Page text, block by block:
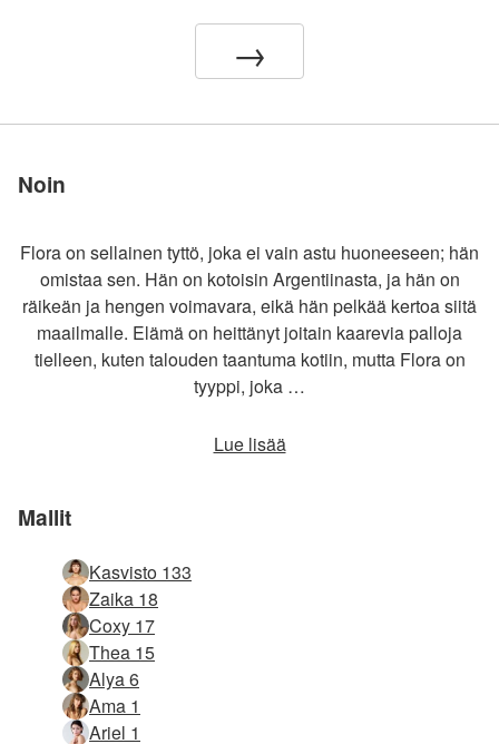
→
Noin
Flora on sellainen tyttö, joka ei vain astu huoneeseen; hän
omistaa sen. Hän on kotoisin Argentiinasta, ja hän on
räikeän ja hengen voimavara, eikä hän pelkää kertoa siitä
maailmalle. Elämä on heittänyt joitain kaarevia palloja
tielleen, kuten talouden taantuma kotiin, mutta Flora on
tyyppi, joka …
Lue lisää
Mallit
Kasvisto 133
Zaika 18
Coxy 17
Thea 15
Alya 6
Ama 1
Ariel 1